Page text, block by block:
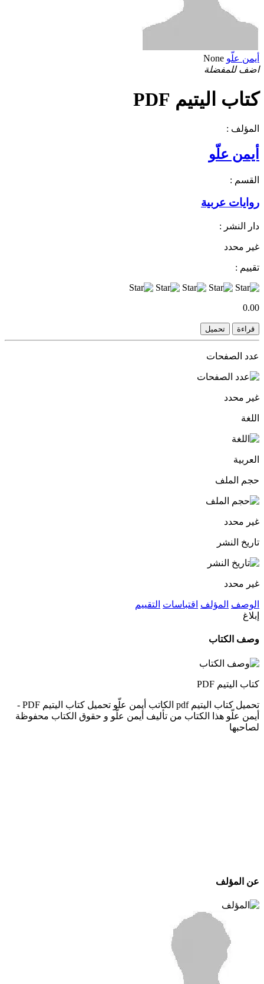
أيمن علّو None
اضف للمفضلة
كتاب اليتيم PDF
المؤلف :
أيمن علّو
القسم :
روايات عربية
دار النشر :
غير محدد
تقييم :
0.00
قراءة تحميل
عدد الصفحات
غير محدد
اللغة
العربية
حجم الملف
غير محدد
تاريخ النشر
غير محدد
الوصف المؤلف اقتباسات التقييم
إبلاغ
وصف الكتاب
كتاب اليتيم PDF
تحميل كتاب اليتيم pdf الكاتب أيمن علّو تحميل كتاب اليتيم PDF -
أيمن علّو هذا الكتاب من تأليف أيمن علّو و حقوق الكتاب محفوظة
لصاحبها
عن المؤلف